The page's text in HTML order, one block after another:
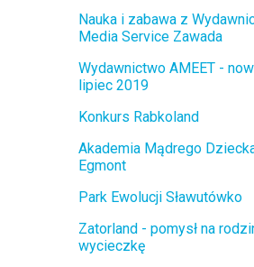
Nauka i zabawa z
Media Service Zawada
Wydawnictwo AMEET -
lipiec 2019
Konkurs Rabkoland
Akademia Mądrego
Egmont
Park Ewolucji Sławutówko
Zatorland - pomysł na
wycieczkę